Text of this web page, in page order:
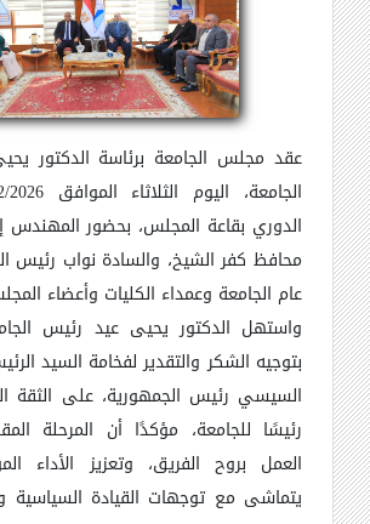
عقد مجلس الجامعة برئاسة الدكتور
الدوري بقاعة المجلس، بحضور المهندس
محافظ كفر الشيخ، والسادة نواب رئيس
عام الجامعة وعمداء الكليات وأعضاء
واستهل الدكتور يحيى عيد رئيس
بتوجيه الشكر والتقدير لفخامة السيد
السيسي رئيس الجمهورية، على الثقة
رئيسًا للجامعة، مؤكدًا أن المرحلة
العمل بروح الفريق، وتعزيز الأداء
يتماشى مع توجهات القيادة السياسية